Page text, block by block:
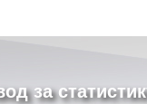
за